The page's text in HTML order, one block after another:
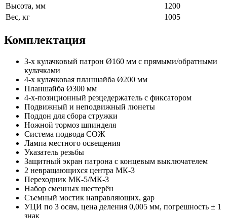
Высота, мм
1200
Вес, кг
1005
Комплектация
3-х кулачковый патрон Ø160 мм с прямыми/обратными
кулачками
4-х кулачковая планшайба Ø200 мм
Планшайба Ø300 мм
4-х-позиционный резцедержатель с фиксатором
Подвижный и неподвижный люнеты
Поддон для сбора стружки
Ножной тормоз шпинделя
Система подвода СОЖ
Лампа местного освещения
Указатель резьбы
Защитный экран патрона с концевым выключателем
2 невращающихся центра МК-3
Переходник МК-5/МК-3
Набор сменных шестерён
Съемный мостик направляющих, gap
УЦИ по 3 осям, цена деления 0,005 мм, погрешность ± 1
знак